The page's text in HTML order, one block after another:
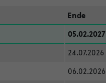
Ende
05.02.2027
24.07.2026
06.02.2026